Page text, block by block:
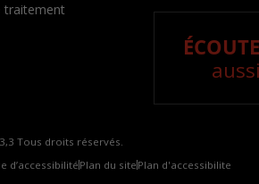
traitement
Tous droits réservés.
d’accessibilité Plan du site Plan d'accessibilite